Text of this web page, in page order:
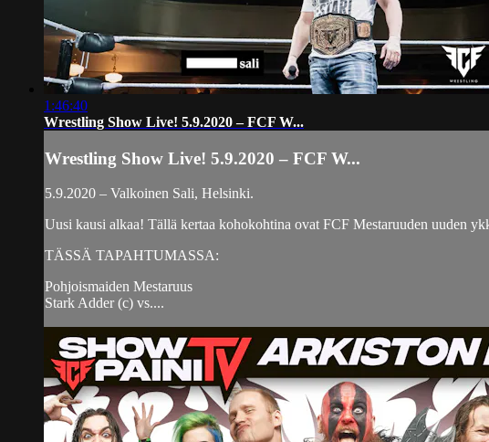
1:46:40
Wrestling Show Live! 5.9.2020 – FCF W...
Wrestling Show Live! 5.9.2020 – FCF W...
5.9.2020 – Valkoinen Sali, Helsinki.
Uusi kausi alkaa! Tällä kertaa kohokohtina ovat FCF Mestaruuden uuden
TÄSSÄ TAPAHTUMASSA:
Pohjoismaiden Mestaruus
Stark Adder (c) vs....